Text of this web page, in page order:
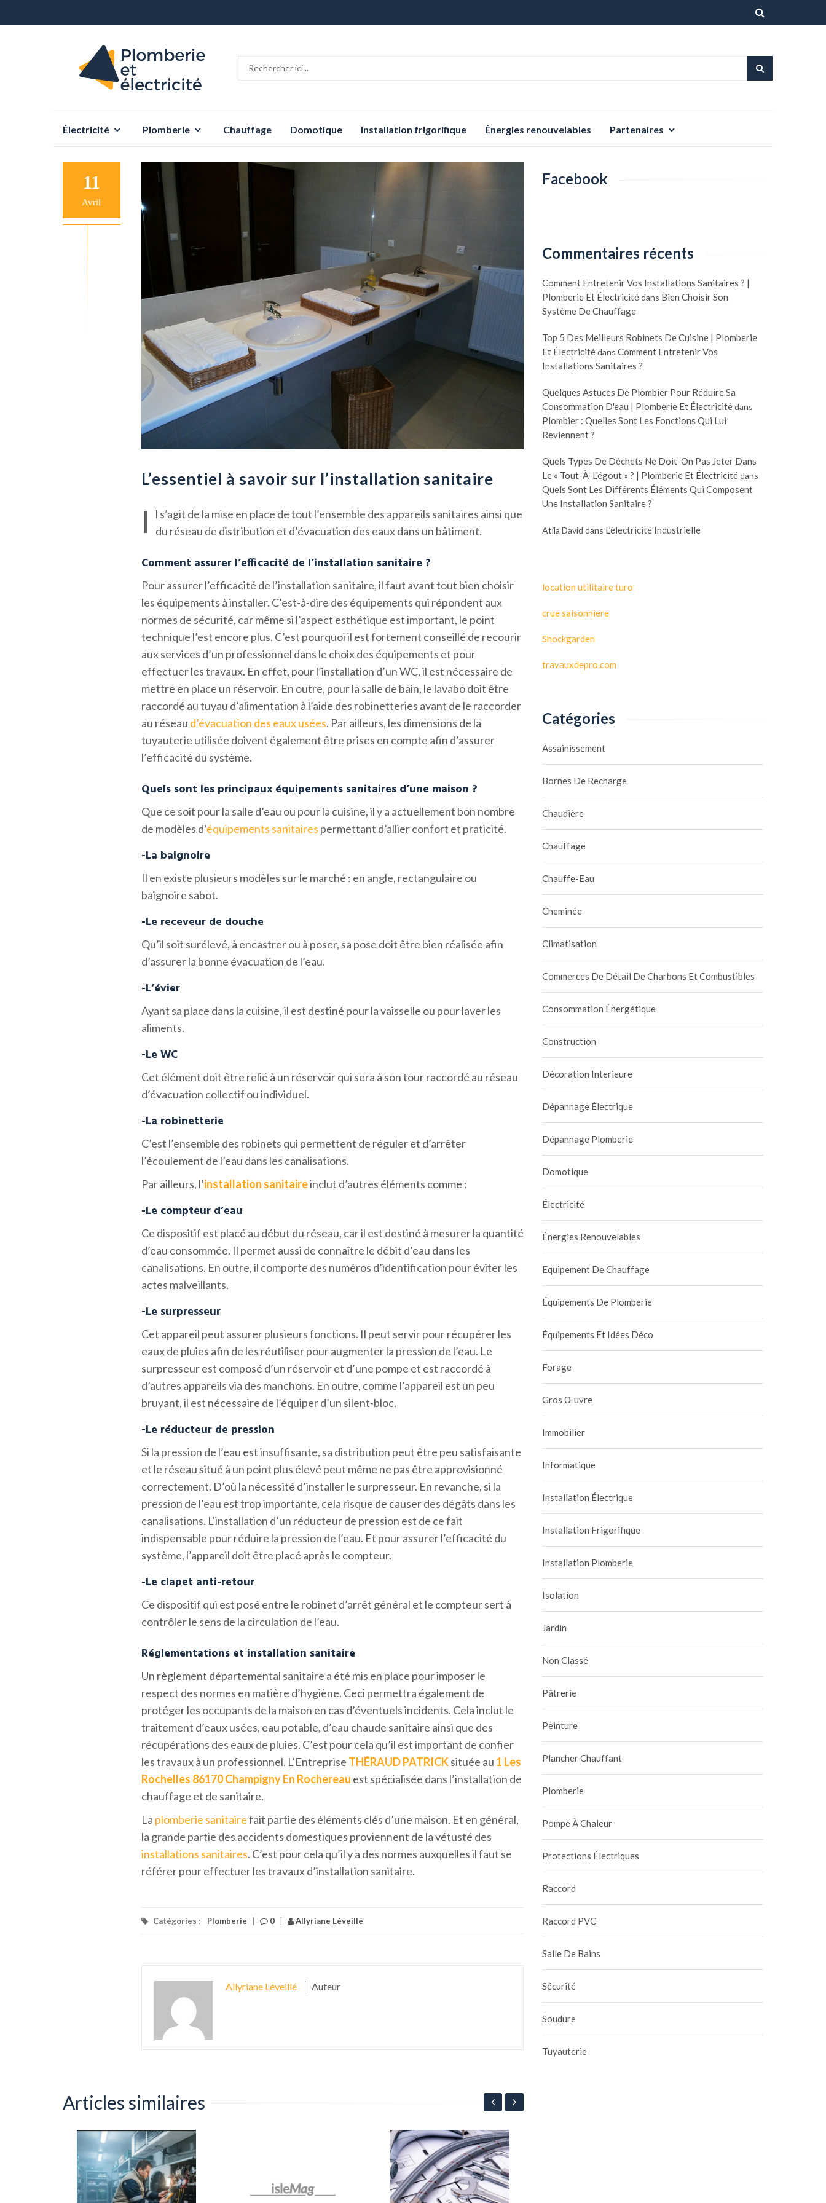
Aller
contenu
Électricité Plomberie Chauffage Domotique Installation frigorifique Énergies renouvelables Partenaires
11
Avril
L’essentiel à savoir sur l’installation sanitaire
I
l s’agit de la mise en place de tout l’ensemble des appareils sanitaires ainsi que
du réseau de distribution et d’évacuation des eaux dans un bâtiment.
Comment assurer l’efficacité de l’installation sanitaire ?
Pour assurer l’efficacité de l’installation sanitaire, il faut avant tout bien choisir
les équipements à installer. C’est-à-dire des équipements qui répondent aux
normes de sécurité, car même si l’aspect esthétique est important, le point
technique l’est encore plus. C’est pourquoi il est fortement conseillé de recourir
aux services d’un professionnel dans le choix des équipements et pour
effectuer les travaux. En effet, pour l’installation d’un WC, il est nécessaire de
mettre en place un réservoir. En outre, pour la salle de bain, le lavabo doit être
raccordé au tuyau d’alimentation à l’aide des robinetteries avant de le raccorder
au réseau d’évacuation des eaux usées. Par ailleurs, les dimensions de la
tuyauterie utilisée doivent également être prises en compte afin d’assurer
l’efficacité du système.
Quels sont les principaux équipements sanitaires d’une maison ?
Que ce soit pour la salle d’eau ou pour la cuisine, il y a actuellement bon nombre
de modèles d’équipements sanitaires permettant d’allier confort et praticité.
-La baignoire
Il en existe plusieurs modèles sur le marché : en angle, rectangulaire ou
baignoire sabot.
-Le receveur de douche
Qu’il soit surélevé, à encastrer ou à poser, sa pose doit être bien réalisée afin
d’assurer la bonne évacuation de l’eau.
-L’évier
Ayant sa place dans la cuisine, il est destiné pour la vaisselle ou pour laver les
aliments.
-Le WC
Cet élément doit être relié à un réservoir qui sera à son tour raccordé au réseau
d’évacuation collectif ou individuel.
-La robinetterie
C’est l’ensemble des robinets qui permettent de réguler et d’arrêter
l’écoulement de l’eau dans les canalisations.
Par ailleurs, l’installation sanitaireinclut d’autres éléments comme :
-Le compteur d’eau
Ce dispositif est placé au début du réseau, car il est destiné à mesurer la quantité
d’eau consommée. Il permet aussi de connaître le débit d’eau dans les
canalisations. En outre, il comporte des numéros d’identification pour éviter les
actes malveillants.
-Le surpresseur
Cet appareil peut assurer plusieurs fonctions. Il peut servir pour récupérer les
eaux de pluies afin de les réutiliser pour augmenter la pression de l’eau. Le
surpresseur est composé d’un réservoir et d’une pompe et est raccordé à
d’autres appareils via des manchons. En outre, comme l’appareil est un peu
bruyant, il est nécessaire de l’équiper d’un silent-bloc.
-Le réducteur de pression
Si la pression de l’eau est insuffisante, sa distribution peut être peu satisfaisante
et le réseau situé à un point plus élevé peut même ne pas être approvisionné
correctement. D’où la nécessité d’installer le surpresseur. En revanche, si la
pression de l’eau est trop importante, cela risque de causer des dégâts dans les
canalisations. L’installation d’un réducteur de pression est de ce fait
indispensable pour réduire la pression de l’eau. Et pour assurer l’efficacité du
système, l’appareil doit être placé après le compteur.
-Le clapet anti-retour
Ce dispositif qui est posé entre le robinet d’arrêt général et le compteur sert à
contrôler le sens de la circulation de l’eau.
Réglementations et installation sanitaire
Un règlement départemental sanitaire a été mis en place pour imposer le
respect des normes en matière d’hygiène. Ceci permettra également de
protéger les occupants de la maison en cas d’éventuels incidents. Cela inclut le
traitement d’eaux usées, eau potable, d’eau chaude sanitaire ainsi que des
récupérations des eaux de pluies. C’est pour cela qu’il est important de confier
les travaux à un professionnel. L’Entreprise THÉRAUD PATRICKsituée au 1 Les
Rochelles 86170 Champigny En Rochereau est spécialisée dans l’installation de
chauffage et de sanitaire.
La plomberie sanitairefait partie des éléments clés d’une maison. Et en général,
la grande partie des accidents domestiques proviennent de la vétusté des
installations sanitaires. C’est pour cela qu’il y a des normes auxquelles il faut se
référer pour effectuer les travaux d’installation sanitaire.
Catégories : Plomberie 0 Allyriane Léveillé
Allyriane Léveillé Auteur
Articles similaires
Facebook
Commentaires récents
Comment Entretenir Vos Installations Sanitaires ? |
Plomberie Et Électricitédans Bien Choisir Son
Système De Chauffage
Top 5 Des Meilleurs Robinets De Cuisine | Plomberie
Et Électricitédans Comment Entretenir Vos
Installations Sanitaires ?
Quelques Astuces De Plombier Pour Réduire Sa
Consommation D'eau | Plomberie Et Électricitédans
Plombier : Quelles Sont Les Fonctions Qui Lui
Reviennent ?
Quels Types De Déchets Ne Doit-On Pas Jeter Dans
Le « Tout-À-L'égout » ? | Plomberie Et Électricitédans
Quels Sont Les Différents Éléments Qui Composent
Une Installation Sanitaire ?
Atila David dans L’électricité Industrielle
location utilitaire turo
crue saisonniere
Shockgarden
travauxdepro.com
Catégories
Assainissement
Bornes De Recharge
Chaudière
Chauffage
Chauffe-Eau
Cheminée
Climatisation
Commerces De Détail De Charbons Et Combustibles
Consommation Énergétique
Construction
Décoration Interieure
Dépannage Électrique
Dépannage Plomberie
Domotique
Électricité
Énergies Renouvelables
Equipement De Chauffage
Équipements De Plomberie
Équipements Et Idées Déco
Forage
Gros Œuvre
Immobilier
Informatique
Installation Électrique
Installation Frigorifique
Installation Plomberie
Isolation
Jardin
Non Classé
Pâtrerie
Peinture
Plancher Chauffant
Plomberie
Pompe À Chaleur
Protections Électriques
Raccord
Raccord PVC
Salle De Bains
Sécurité
Soudure
Tuyauterie